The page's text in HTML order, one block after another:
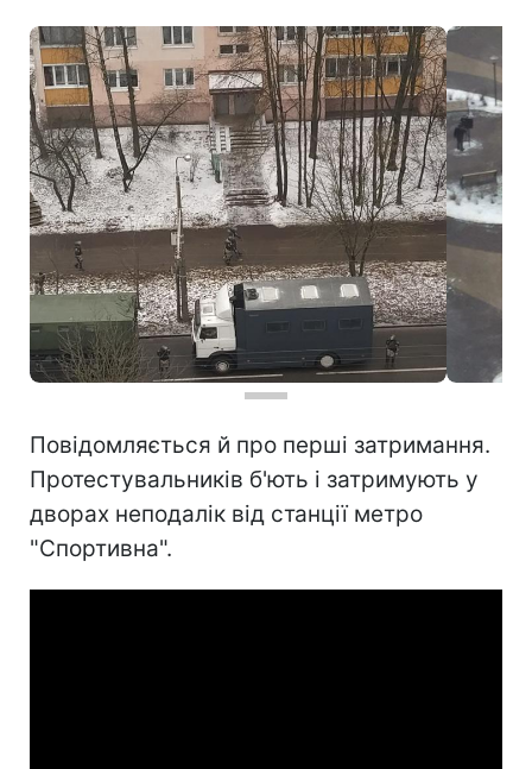
Повідомляється й про перші затримання.
Протестувальників б'ють і затримують у
дворах неподалік від станції метро
"Спортивна".